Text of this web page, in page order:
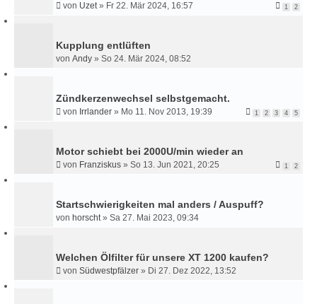
von Uzet» Fr 22. Mär 2024, 16:57 1 2
Kupplung entlüften
von Andy » So 24. Mär 2024, 08:52
Zündkerzenwechsel selbstgemacht.
von Irrlander » Mo 11. Nov 2013, 19:39 1 2 3 4 5
Motor schiebt bei 2000U/min wieder an
von Franziskus » So 13. Jun 2021, 20:25 1 2
Startschwierigkeiten mal anders / Auspuff?
von horscht» Sa 27. Mai 2023, 09:34
Welchen Ölfilter für unsere XT 1200 kaufen?
von Südwestpfälzer » Di 27. Dez 2022, 13:52